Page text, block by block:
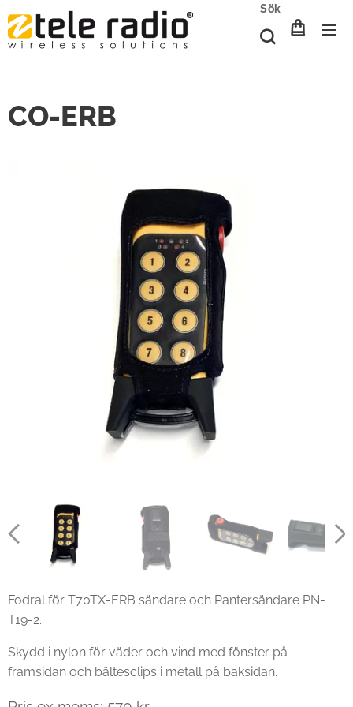
Sök
CO-ERB
Fodral för T70TX-ERB sändare och Pantersändare PN-
T19-2.
Skydd i nylon för väder och vind med fönster på
framsidan och bältesclips i metall på baksidan.